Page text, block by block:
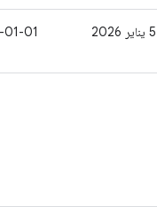
‫5 يناير 2026 01